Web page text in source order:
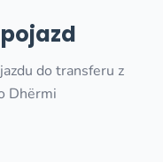
do transferu z
Dhërmi